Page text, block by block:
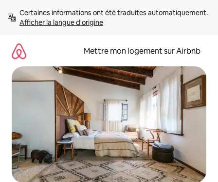
directement
Afficher la langue d'origine
Mettre mon logement sur Airbnb